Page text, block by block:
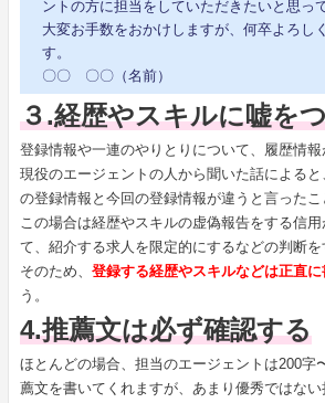
ントの方に担当をしていただきたいと思っ
大変お手数をおかけしますが、何卒よろし
す。
〇〇 〇〇（名前）
３.経歴やスキルに嘘を
登録情報や一連のやりとりについて、履歴情報
現役のエージェントの人から聞いた話による
の登録情報と今回の登録情報が違うと言ったこ
この場合は経歴やスキルの虚偽報告をする信
て、紹介する求人を限定的にするなどの判断を
そのため、 登録する経歴やスキルなどは正直に
う。
4.推薦文は必ず確認する
ほとんどの場合、担当のエージェントは200字
薦文を書いてくれますが、あまり優秀ではな